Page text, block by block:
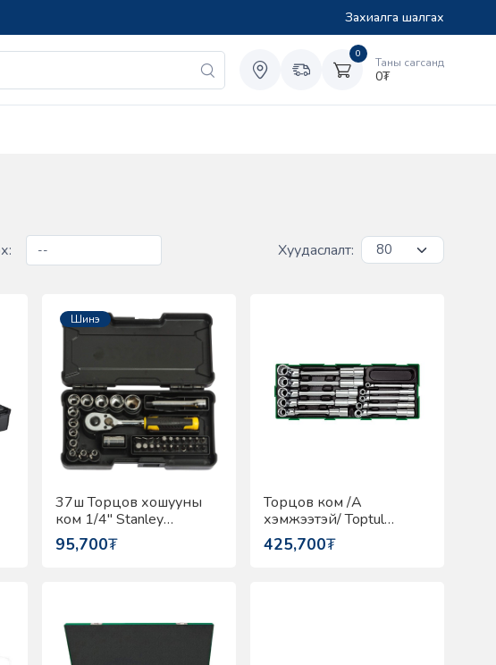
Захиалга шалгах
0
Таны сагсанд
0₮
Хуудаслалт:
Шинэ
37ш Торцов хошууны
ком 1/4" Stanley
STMT82672-0
95,700₮
Торцов ком /A
хэмжээтэй/ Toptul
GTA1012
425,700₮